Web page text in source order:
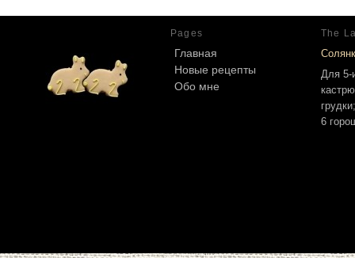
Pages
Главная
Новые рецепты
Обо мне
The
Для 5-
6